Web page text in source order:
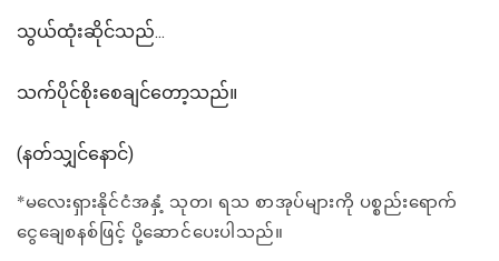
သွယ်ထုံးဆိုင်သည်...
သက်ပိုင်စိုးစေချင်တော့သည်။
(နတ်သျှင်နောင်)
*မလေးရှားနိုင်ငံအနှံ့ သုတ၊ ရသ စာအုပ်များကို ပစ္စည်းရောက်
ငွေချေစနစ်ဖြင့် ပို့ဆောင်ပေးပါသည်။